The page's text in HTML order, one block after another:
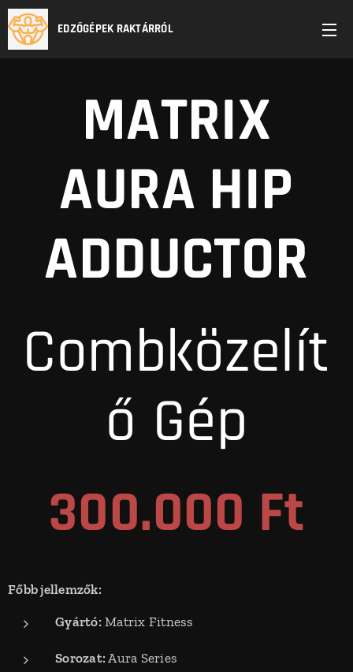
EDZŐGÉPEK RAKTÁRRÓL
MATRIX
AURA HIP
ADDUCTOR
Combközelít
ő Gép
300.000 Ft
Főbb jellemzők:
Gyártó: Matrix Fitness
Sorozat: Aura Series